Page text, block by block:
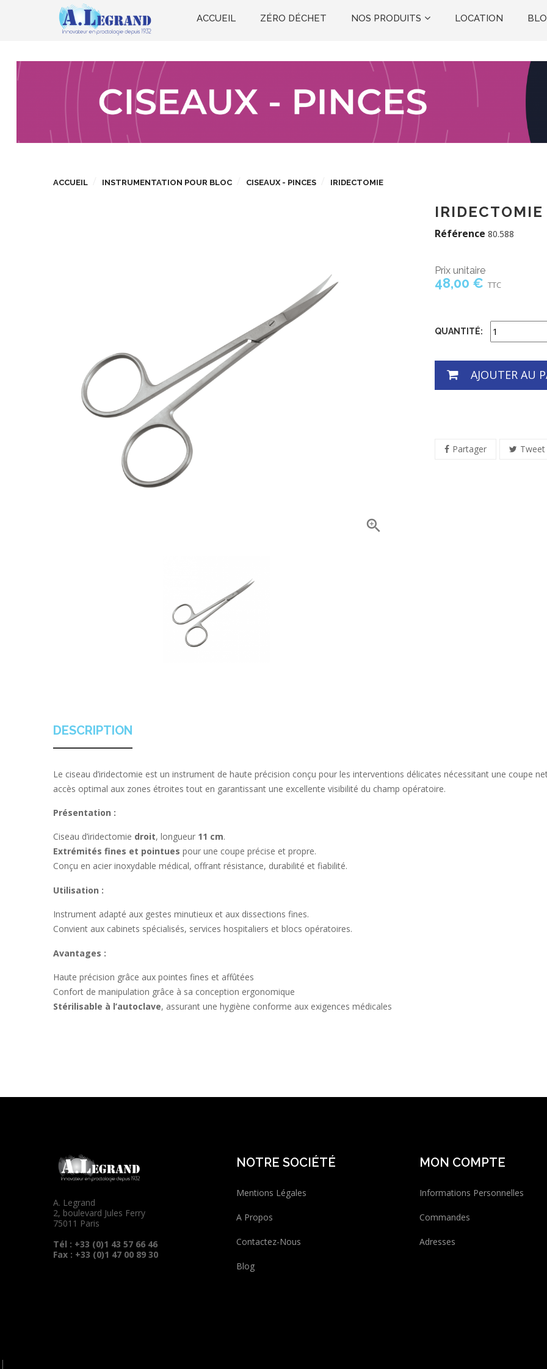
ACCUEIL ZÉRO DÉCHET NOS PRODUITS LOCATION
ACCUEIL INSTRUMENTATION POUR BLOC CISEAUX - PINCES IRIDECTOMIE

IRIDECTOMIE
Référence 80.588
Prix unitaire
48,00 € TTC
QUANTITÉ:
AJOUTER AU
Partager Tweet
DESCRIPTION
Le ciseau d’iridectomie est un instrument de haute précision conçu pour les interventions délicates nécessitant une coupe
accès optimal aux zones étroites tout en garantissant une excellente visibilité du champ opératoire.
Présentation :
Ciseau d’iridectomie droit, longueur 11 cm.
Extrémités fines et pointues pour une coupe précise et propre.
Conçu en acier inoxydable médical, offrant résistance, durabilité et fiabilité.
Utilisation :
Instrument adapté aux gestes minutieux et aux dissections fines.
Convient aux cabinets spécialisés, services hospitaliers et blocs opératoires.
Avantages :
Haute précision grâce aux pointes fines et affûtées
Confort de manipulation grâce à sa conception ergonomique
Stérilisable à l’autoclave, assurant une hygiène conforme aux exigences médicales
A. Legrand
2, boulevard Jules Ferry
75011 Paris
Tél : +33 (0)1 43 57 66 46
Fax : +33 (0)1 47 00 89 30
NOTRE SOCIÉTÉ
Mentions Légales
A Propos
Contactez-Nous
Blog
MON COMPTE
Informations Personnelles
Commandes
Adresses
|